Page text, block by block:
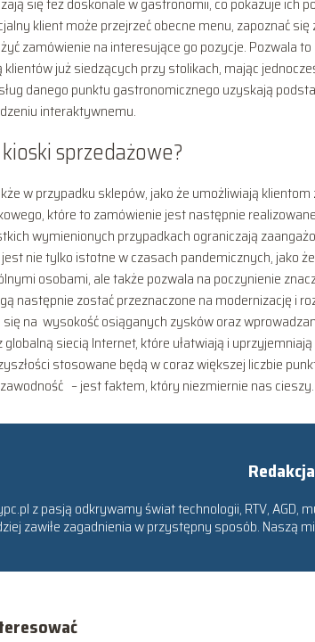
klient może przejrzeć obecne menu, zapoznać
zamówienie na interesujące go pozycje. Pozwala
klientów już siedzących przy stolikach, mając
danego punktu gastronomicznego uzyskają
interaktywnemu.
sprzedażowe?
w przypadku sklepów, jako że umożliwiają
które to zamówienie jest następnie
wymienionych przypadkach ograniczają
nie tylko istotne w czasach pandemicznych, jako
osobami, ale także pozwala na poczynienie
następnie zostać przeznaczone na modernizację i
na wysokość osiąganych zysków oraz
siecią Internet, które ułatwiają i
stosowane będą w coraz większej liczbie
– jest faktem, który niezmiernie nas cieszy.
z pasją odkrywamy świat technologii, RTV,
zawiłe zagadnienia w przystępny sposób. Naszą